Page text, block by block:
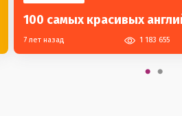
100 самых красивых
7 лет назад 1 183 655